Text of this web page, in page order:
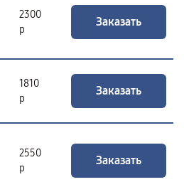
2300
р
Заказать
1810
р
Заказать
2550
р
Заказать